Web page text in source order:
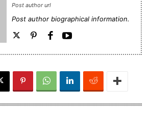
Post author url
Post author biographical information.